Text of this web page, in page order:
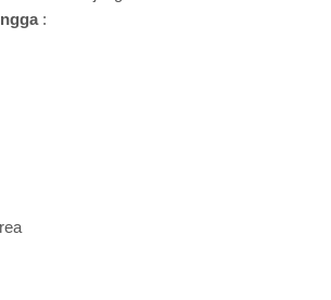
: